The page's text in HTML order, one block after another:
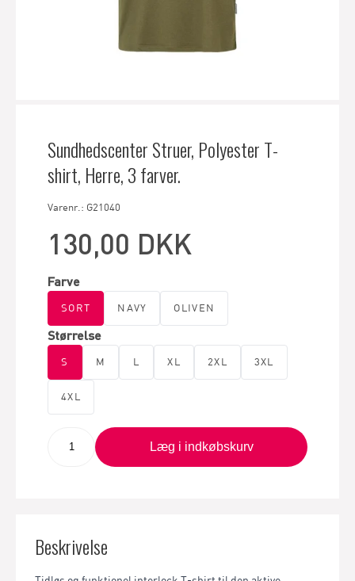
Sundhedscenter Struer, Polyester T-
shirt, Herre, 3 farver.
Varenr.: G21040
130,00 DKK
Farve
SORT NAVY OLIVEN
Størrelse
S M L XL 2XL 3XL
4XL
Læg i indkøbskurv
Beskrivelse